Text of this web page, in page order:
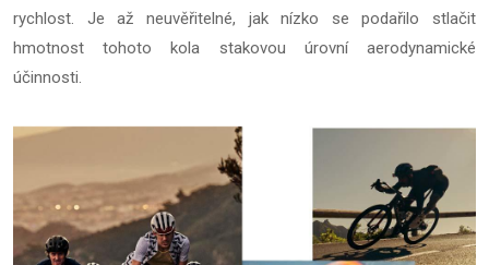
rychlost. Je až neuvěřitelné, jak nízko se podařilo stlačit
hmotnost tohoto kola stakovou úrovní aerodynamické
účinnosti.